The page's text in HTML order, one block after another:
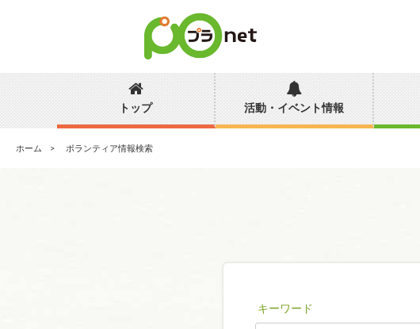
トップ 活動・イベント情報
ホーム ボランティア情報検索
キーワード